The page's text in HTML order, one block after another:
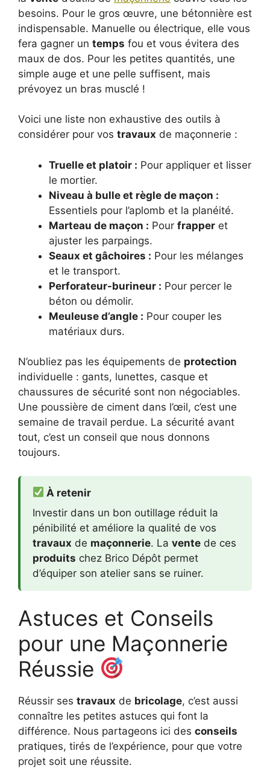
besoins. Pour le gros œuvre, une bétonnière est
indispensable. Manuelle ou électrique, elle vous
fera gagner un temps fou et vous évitera des
maux de dos. Pour les petites quantités, une
simple auge et une pelle suffisent, mais
prévoyez un bras musclé !
Voici une liste non exhaustive des outils à
considérer pour vos travaux de maçonnerie :
Truelle et platoir : Pour appliquer et lisser
le mortier.
Niveau à bulle et règle de maçon :
Essentiels pour l’aplomb et la planéité.
Marteau de maçon : Pour frapper et
ajuster les parpaings.
Seaux et gâchoires : Pour les mélanges
et le transport.
Perforateur-burineur : Pour percer le
béton ou démolir.
Meuleuse d’angle : Pour couper les
matériaux durs.
N’oubliez pas les équipements de protection
individuelle : gants, lunettes, casque et
chaussures de sécurité sont non négociables.
Une poussière de ciment dans l’œil, c’est une
semaine de travail perdue. La sécurité avant
tout, c’est un conseil que nous donnons
toujours.
À retenir
Investir dans un bon outillage réduit la
pénibilité et améliore la qualité de vos
travaux de maçonnerie. La vente de ces
produits chez Brico Dépôt permet
d’équiper son atelier sans se ruiner.
Astuces et Conseils
pour une Maçonnerie
Réussie
Réussir ses travaux de bricolage, c’est aussi
connaître les petites astuces qui font la
différence. Nous partageons ici des conseils
pratiques, tirés de l’expérience, pour que votre
projet soit une réussite.